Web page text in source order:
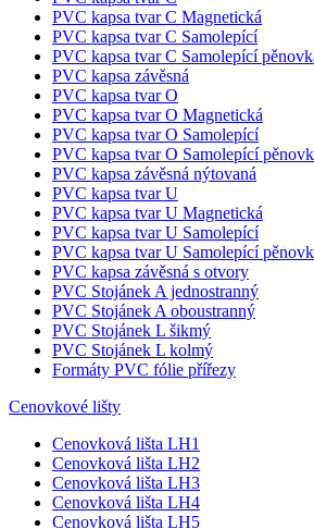
Nabídkové PVC kapsy
Pouzdra na informace
PVC samolepící kapsa tvar C
PVC samolepící kapsa tvar D
PVC nelepící kapsa tvar U
PVC samolepící kapsa tvar U
PVC kapsa tvar C
PVC kapsa tvar C Magnetická
PVC kapsa tvar C Samolepící
PVC kapsa tvar C Samolepící pěnovka
PVC kapsa závěsná
PVC kapsa tvar O
PVC kapsa tvar O Magnetická
PVC kapsa tvar O Samolepící
PVC kapsa tvar O Samolepící pěnovka
PVC kapsa závěsná nýtovaná
PVC kapsa tvar U
PVC kapsa tvar U Magnetická
PVC kapsa tvar U Samolepící
PVC kapsa tvar U Samolepící pěnovka
PVC kapsa závěsná s otvory
PVC Stojánek A jednostranný
PVC Stojánek A oboustranný
PVC Stojánek L šikmý
PVC Stojánek L kolmý
Formáty PVC fólie přířezy